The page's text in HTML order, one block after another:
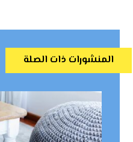
المنشورات ذات الصلة